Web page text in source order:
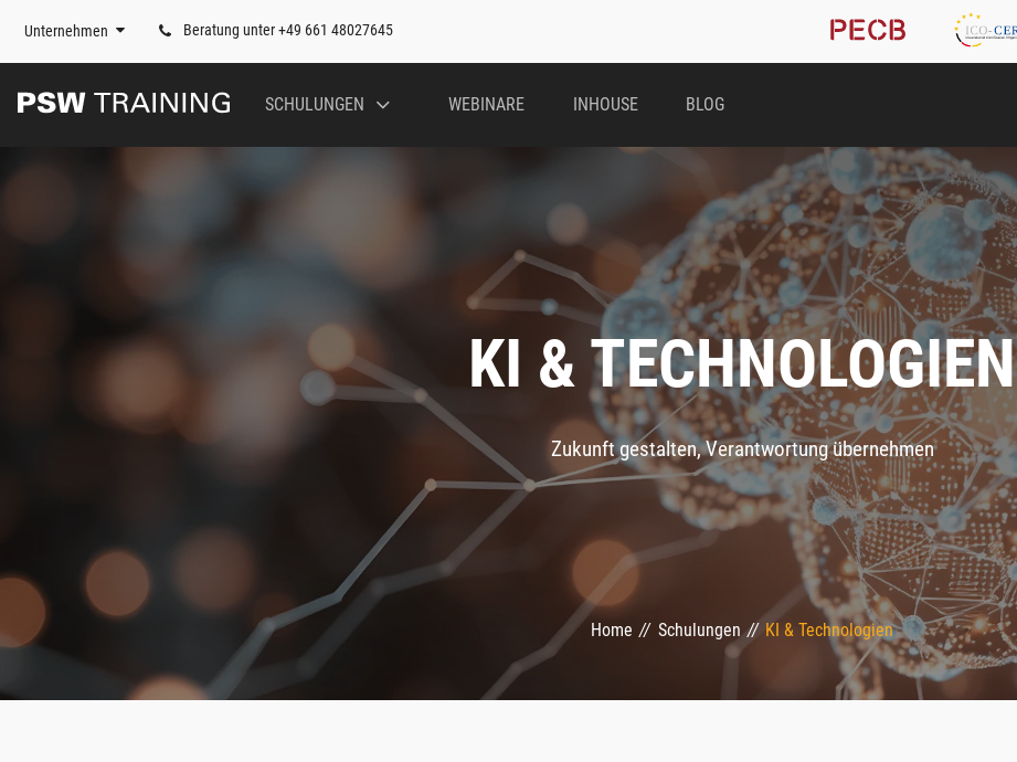
Unternehmen Beratung unter +49 661 48027645
SCHULUNGEN WEBINARE INHOUSE BLOG
KI & TECHNOLOGIEN
Zukunft gestalten, Verantwortung übernehmen
Home // Schulungen // KI & Technologien